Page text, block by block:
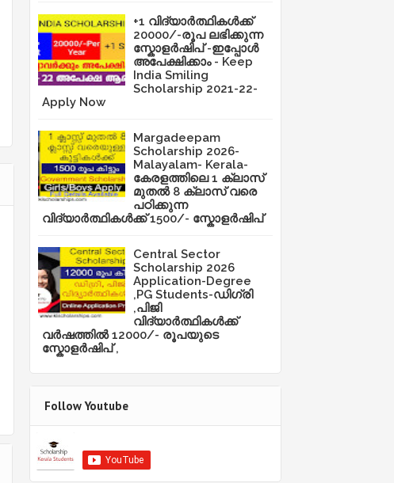
+1 വിദ്യാർത്ഥികൾക്ക്
20000/-രൂപ ലഭിക്കുന്ന
സ്കോളർഷിപ് -ഇപ്പോൾ
അപേക്ഷിക്കാം - Keep
India Smiling
Scholarship 2021-22-
Apply Now
Margadeepam
Scholarship 2026-
Malayalam- Kerala-
കേരളത്തിലെ 1 ക്ലാസ്
മുതൽ 8 ക്ലാസ് വരെ
പഠിക്കുന്ന
വിദ്യാർത്ഥികൾക്ക് 1500/- സ്കോളർഷിപ്
Central Sector
Scholarship 2026
Application-Degree
,PG Students-ഡിഗ്രി
,പിജി
വിദ്യാർത്ഥികൾക്ക്
വർഷത്തിൽ 12000/- രൂപയുടെ
സ്കോളർഷിപ് ,
Follow Youtube